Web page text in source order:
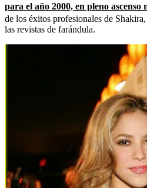
para el año 2000, en pleno ascenso
de los éxitos profesionales de
las revistas de farándula.